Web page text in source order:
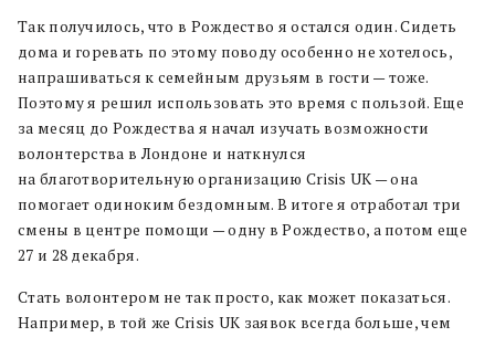
Так получилось, что в Рождество я остался один. Сидеть
дома и горевать по этому поводу особенно не хотелось,
напрашиваться к семейным друзьям в гости — тоже.
Поэтому я решил использовать это время с пользой. Еще
за месяц до Рождества я начал изучать возможности
волонтерства в Лондоне и наткнулся
на благотворительную организацию Crisis UK — она
помогает одиноким бездомным. В итоге я отработал три
смены в центре помощи — одну в Рождество, а потом еще
27 и 28 декабря.
Стать волонтером не так просто, как может показаться.
Например, в той же Crisis UK заявок всегда больше, чем